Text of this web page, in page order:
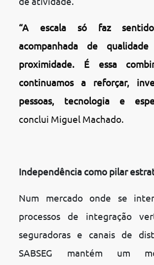
“A escala só faz
acompanhada de
proximidade. É essa
continuamos a reforçar,
pessoas, tecnologia e
conclui Miguel Machado.
Independência como pilar
Num mercado onde se
processos de integração
seguradoras e canais de
SABSEG mantém um